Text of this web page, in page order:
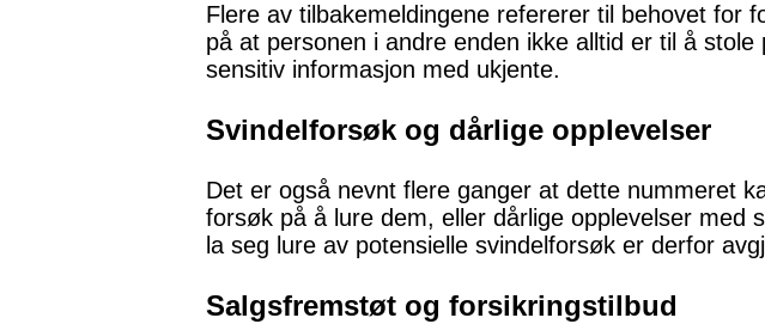
Flere av tilbakemeldingene refererer til behovet for
på at personen i andre enden ikke alltid er til å
sensitiv informasjon med ukjente.
Svindelforsøk og dårlige opplevelser
Det er også nevnt flere ganger at dette nummeret
forsøk på å lure dem, eller dårlige opplevelser
la seg lure av potensielle svindelforsøk er derfor
Salgsfremstøt og forsikringstilbud